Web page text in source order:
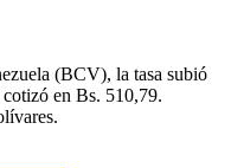
(BCV), la tasa subió
en Bs. 510,79.